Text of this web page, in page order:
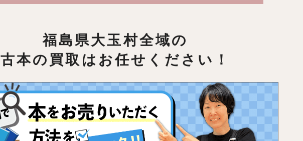
福島県大玉村全域の
古本の買取はお任せください！